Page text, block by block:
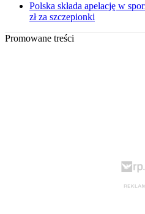
Polska składa apelację w
zł za szczepionki
Promowane treści